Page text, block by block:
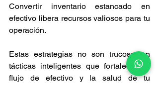
Convertir inventario estancado en
efectivo libera recursos valiosos para tu
operación.
Estas estrategias no son trucos: son
tácticas inteligentes que fortalecen el
flujo de efectivo y la salud de tu